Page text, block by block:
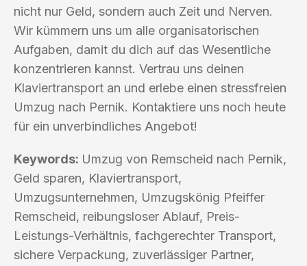
nicht nur Geld, sondern auch Zeit und Nerven.
Wir kümmern uns um alle organisatorischen
Aufgaben, damit du dich auf das Wesentliche
konzentrieren kannst. Vertrau uns deinen
Klaviertransport an und erlebe einen stressfreien
Umzug nach Pernik. Kontaktiere uns noch heute
für ein unverbindliches Angebot!
Keywords: Umzug von Remscheid nach Pernik,
Geld sparen, Klaviertransport,
Umzugsunternehmen, Umzugskönig Pfeiffer
Remscheid, reibungsloser Ablauf, Preis-
Leistungs-Verhältnis, fachgerechter Transport,
sichere Verpackung, zuverlässiger Partner,